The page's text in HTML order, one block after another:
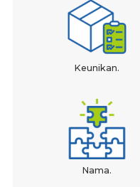
Keunikan.
Nama.